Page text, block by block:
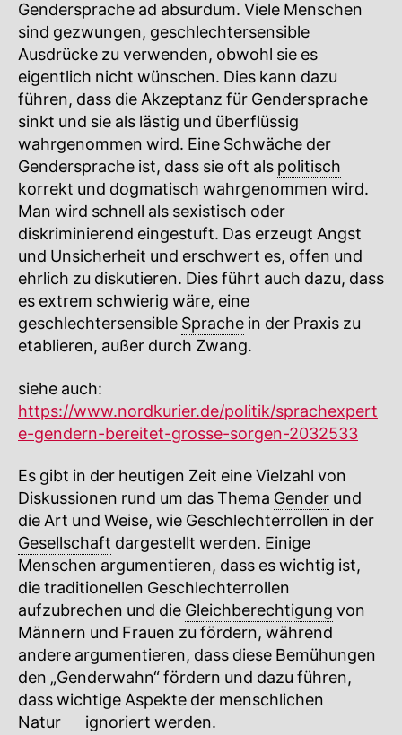
Gendersprache ad absurdum. Viele Menschen
sind gezwungen, geschlechtersensible
Ausdrücke zu verwenden, obwohl sie es
eigentlich nicht wünschen. Dies kann dazu
führen, dass die Akzeptanz für Gendersprache
sinkt und sie als lästig und überflüssig
wahrgenommen wird. Eine Schwäche der
Gendersprache ist, dass sie oft als politisch
korrekt und dogmatisch wahrgenommen wird.
Man wird schnell als sexistisch oder
diskriminierend eingestuft. Das erzeugt Angst
und Unsicherheit und erschwert es, offen und
ehrlich zu diskutieren. Dies führt auch dazu, dass
es extrem schwierig wäre, eine
geschlechtersensible Sprache in der Praxis zu
etablieren, außer durch Zwang.
siehe auch:
https://www.nordkurier.de/politik/sprachexpert
e-gendern-bereitet-grosse-sorgen-2032533
Es gibt in der heutigen Zeit eine Vielzahl von
Diskussionen rund um das Thema Gender und
die Art und Weise, wie Geschlechterrollen in der
Gesellschaft dargestellt werden. Einige
Menschen argumentieren, dass es wichtig ist,
die traditionellen Geschlechterrollen
aufzubrechen und die Gleichberechtigung von
Männern und Frauen zu fördern, während
andere argumentieren, dass diese Bemühungen
den „Genderwahn“ fördern und dazu führen,
dass wichtige Aspekte der menschlichen
Natur
ignoriert werden.